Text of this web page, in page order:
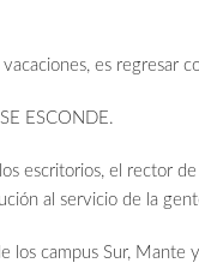
es regresar
ESCONDE.
escritorios, el rector
al servicio de la
los campus Sur, Mante